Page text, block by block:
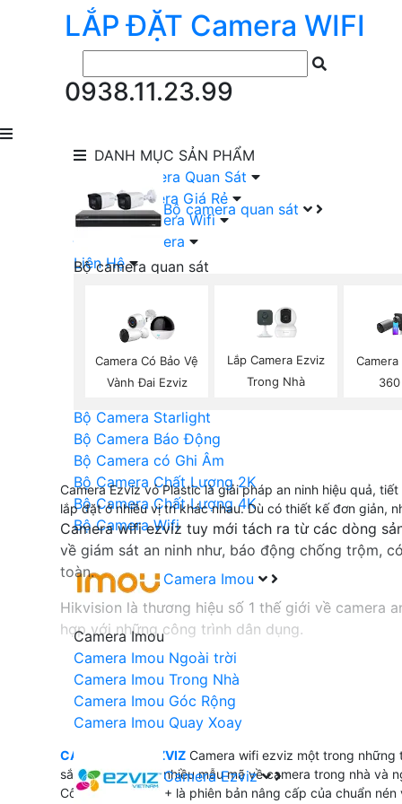
LẮP ĐẶT Camera WIFI
0938.11.23.99
DANH MỤC SẢN PHẨM
Bộ camera quan sát
Bộ camera quan sát
Camera KBVISION Trọn Bộ
Camera DAHUA Trọn Bộ
Camera giá Rẻ Trọn Bộ
Bộ Camera Nên Dùng
Bộ Camera Starlight
Bộ Camera Báo Động
Bộ Camera có Ghi Âm
Bộ Camera Chất Lượng 2K
Bộ Camera Chất Lượng 4K
Bộ Camera Wifi
Camera Imou
Camera Imou
Camera Imou Ngoài trời
Camera Imou Trong Nhà
Camera Imou Góc Rộng
Camera Imou Quay Xoay
Camera Ezviz
lắp Đặt Camera Quan Sát
Lắp Bộ Camera Giá Rẻ
Lắp Đặt Camera Wifi
Đầu Ghi Camera
Liên Hệ
Camera Có Bảo Vệ
Vành Đai Ezviz
Lắp Camera Ezviz
Trong Nhà
Camera Ezviz vỏ Plastic là giải pháp an ninh hiệu quả,
lắp đặt ở nhiều vị trí khác nhau. Dù có thiết kế đơn giản,
Camera wifi ezviz tuy mới tách ra từ các dòng
về giám sát an ninh như, báo động chống trộm,
toàn.
Hikvision là thương hiệu số 1 thế giới về camera
hợp với những công trình dân dụng.
Hiện nay hầu hết các cửa hàng gia đình bạn có
này chứng minh rằng chất lượng sản phẩm
GIÁ CAMERA WIFI EZVIZ
♚ Camera wifi ezviz là dòng camera giá rẻ kết
CAMERA WIFI EZVIZ Camera wifi ezviz một trong
sắc nét. Ezviz có nhiều mẫu mã về camera trong nhà
Công nghệ H.265+ là phiên bản nâng cấp của chuẩn